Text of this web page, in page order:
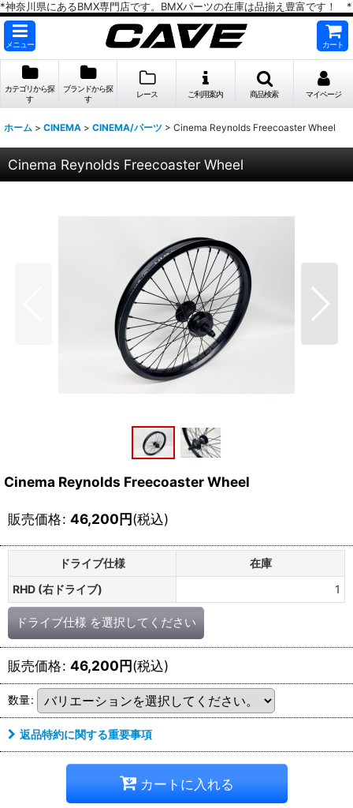
*神奈川県にあるBMX専門店です。BMXパーツの在庫は品揃え豊富です！ *
メニュー カート
カテゴリから探
す
ブランドから探
す
レース ご利用案内 商品検索 マイページ
ホーム > CINEMA > CINEMA/パーツ > Cinema Reynolds Freecoaster Wheel
Cinema Reynolds Freecoaster Wheel
Cinema Reynolds Freecoaster Wheel
販売価格: 46,200円(税込)
ドライブ仕様
在庫
RHD (右ドライブ)
1
ドライブ仕様 を選択してください
販売価格: 46,200円(税込)
数量:
返品特約に関する重要事項
カートに入れる